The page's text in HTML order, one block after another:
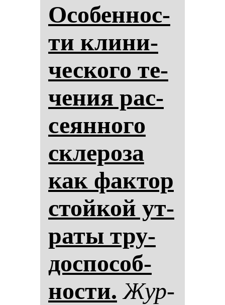
Осо­бен­нос­
ти кли­ни­
чес­ко­го те­
че­ния рас­
се­ян­но­го
скле­ро­за
как фак­тор
стой­кой ут­
ра­ты тру­
дос­по­соб­
нос­ти. Жур­